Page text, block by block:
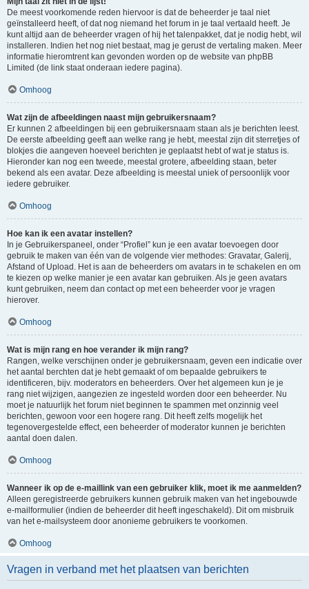
De meest voorkomende reden hiervoor is dat de beheerder je taal niet
geïnstalleerd heeft, of dat nog niemand het forum in je taal vertaald heeft. Je
kunt altijd aan de beheerder vragen of hij het talenpakket, dat je nodig hebt, wil
installeren. Indien het nog niet bestaat, mag je gerust de vertaling maken. Meer
informatie hieromtrent kan gevonden worden op de website van phpBB
Limited (de link staat onderaan iedere pagina).
Omhoog
Wat zijn de afbeeldingen naast mijn gebruikersnaam?
Er kunnen 2 afbeeldingen bij een gebruikersnaam staan als je berichten leest.
De eerste afbeelding geeft aan welke rang je hebt, meestal zijn dit sterretjes of
blokjes die aangeven hoeveel berichten je geplaatst hebt of wat je status is.
Hieronder kan nog een tweede, meestal grotere, afbeelding staan, beter
bekend als een avatar. Deze afbeelding is meestal uniek of persoonlijk voor
iedere gebruiker.
Omhoog
Hoe kan ik een avatar instellen?
In je Gebruikerspaneel, onder “Profiel” kun je een avatar toevoegen door
gebruik te maken van één van de volgende vier methodes: Gravatar, Galerij,
Afstand of Upload. Het is aan de beheerders om avatars in te schakelen en om
te kiezen op welke manier je een avatar kan gebruiken. Als je geen avatars
kunt gebruiken, neem dan contact op met een beheerder voor je vragen
hierover.
Omhoog
Wat is mijn rang en hoe verander ik mijn rang?
Rangen, welke verschijnen onder je gebruikersnaam, geven een indicatie over
het aantal berchten dat je hebt gemaakt of om bepaalde gebruikers te
identificeren, bijv. moderators en beheerders. Over het algemeen kun je je
rang niet wijzigen, aangezien ze ingesteld worden door een beheerder. Nu
moet je natuurlijk het forum niet beginnen te spammen met onzinnig veel
berichten, gewoon voor een hogere rang. Dit heeft zelfs mogelijk het
tegenovergestelde effect, een beheerder of moderator kunnen je berichten
aantal doen dalen.
Omhoog
Wanneer ik op de e-maillink van een gebruiker klik, moet ik me aanmelden?
Alleen geregistreerde gebruikers kunnen gebruik maken van het ingebouwde
e-mailformulier (indien de beheerder dit heeft ingeschakeld). Dit om misbruik
van het e-mailsysteem door anonieme gebruikers te voorkomen.
Omhoog
Vragen in verband met het plaatsen van berichten